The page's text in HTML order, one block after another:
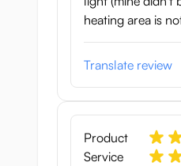
heating area is
Translate review
Product
Service